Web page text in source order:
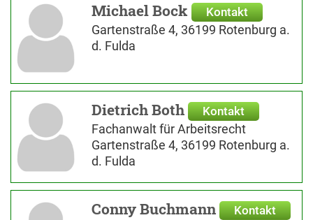
Michael Bock Kontakt
Gartenstraße 4, 36199 Rotenburg a.
d. Fulda
Dietrich Both Kontakt
Fachanwalt für Arbeitsrecht
Gartenstraße 4, 36199 Rotenburg a.
d. Fulda
Conny Buchmann Kontakt